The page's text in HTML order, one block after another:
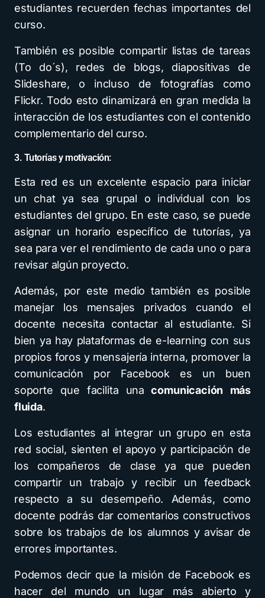
estudiantes recuerden fechas importantes del
curso.
También es posible compartir listas de tareas
(To do´s), redes de blogs, diapositivas de
Slideshare, o incluso de fotografías como
Flickr. Todo esto dinamizará en gran medida la
interacción de los estudiantes con el contenido
complementario del curso.
3. Tutorías y motivación:
Esta red es un excelente espacio para iniciar
un chat ya sea grupal o individual con los
estudiantes del grupo. En este caso, se puede
asignar un horario específico de tutorías, ya
sea para ver el rendimiento de cada uno o para
revisar algún proyecto.
Además, por este medio también es posible
manejar los mensajes privados cuando el
docente necesita contactar al estudiante. Si
bien ya hay plataformas de e-learning con sus
propios foros y mensajería interna, promover la
comunicación por Facebook es un buen
soporte que facilita una comunicación más
fluida.
Los estudiantes al integrar un grupo en esta
red social, sienten el apoyo y participación de
los compañeros de clase ya que pueden
compartir un trabajo y recibir un feedback
respecto a su desempeño. Además, como
docente podrás dar comentarios constructivos
sobre los trabajos de los alumnos y avisar de
errores importantes.
Podemos decir que la misión de Facebook es
hacer del mundo un lugar más abierto y